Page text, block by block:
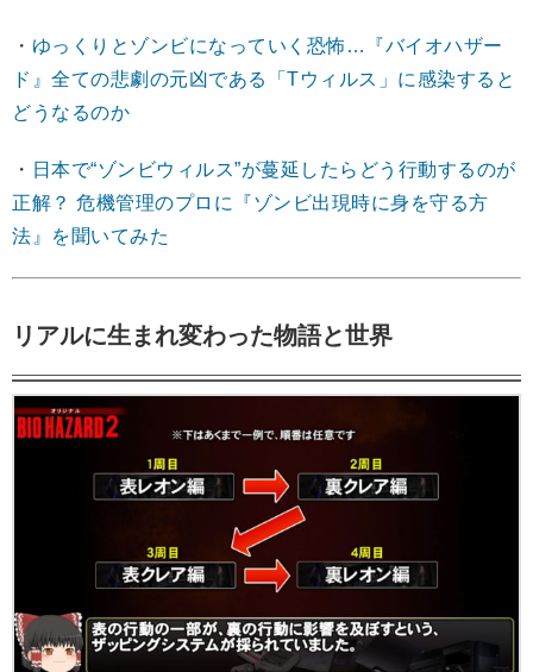
・ ゆっくりとゾンビになっていく恐怖…『バイオハザー
ド』全ての悲劇の元凶である「Tウィルス」に感染すると
どうなるのか
・ 日本で“ゾンビウィルス”が蔓延したらどう行動するのが
正解？ 危機管理のプロに『ゾンビ出現時に身を守る方
法』を聞いてみた
リアルに生まれ変わった物語と世界